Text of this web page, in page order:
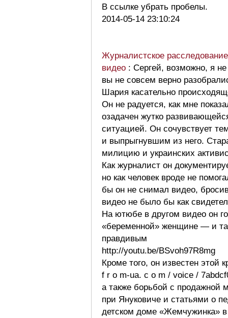
В ссылке убрать пробелы.
2014-05-14 23:10:24
Журналистское
видео : Сергей, возможно, я
вы не совсем верно
Шария касательно
Он не радуется, как мне
озадачен жутко
ситуацией. Он сочувствует
и выпрыгнувшим из него.
милицию и украинских
Как журналист он
но как человек вроде не
бы он не снимал видео,
видео не было бы как
На ютюбе в другом видео он
«беременной» женщине — и
правдивым
http://youtu.be/BSvoh97R8mg
Кроме того, он известен этой
f r o m-ua. c o m / voice /
а также борьбой с продажной
при Януковиче и статьями о
детском доме «Жемчужинка»